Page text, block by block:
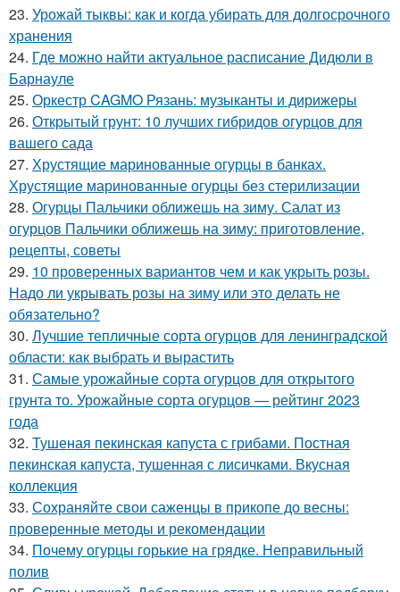
23. Урожай тыквы: как и когда убирать для долгосрочного
хранения
24. Где можно найти актуальное расписание Дидюли в
Барнауле
25. Оркестр CAGMO Рязань: музыканты и дирижеры
26. Открытый грунт: 10 лучших гибридов огурцов для
вашего сада
27. Хрустящие маринованные огурцы в банках.
Хрустящие маринованные огурцы без стерилизации
28. Огурцы Пальчики оближешь на зиму. Салат из
огурцов Пальчики оближешь на зиму: приготовление,
рецепты, советы
29. 10 проверенных вариантов чем и как укрыть розы.
Надо ли укрывать розы на зиму или это делать не
обязательно?
30. Лучшие тепличные сорта огурцов для ленинградской
области: как выбрать и вырастить
31. Самые урожайные сорта огурцов для открытого
грунта то. Урожайные сорта огурцов — рейтинг 2023
года
32. Тушеная пекинская капуста с грибами. Постная
пекинская капуста, тушенная с лисичками. Вкусная
коллекция
33. Сохраняйте свои саженцы в прикопе до весны:
проверенные методы и рекомендации
34. Почему огурцы горькие на грядке. Неправильный
полив